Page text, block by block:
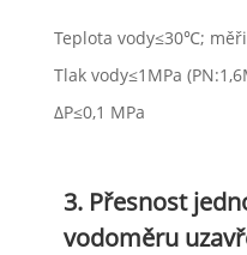
Teplota vody≤30℃;
Tlak vody≤1MPa
ΔP≤0,1 MPa
3. Přesnost
vodoměru